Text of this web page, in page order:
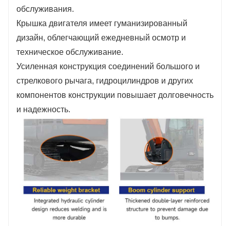
обслуживания.
Крышка двигателя имеет гуманизированный
дизайн, облегчающий ежедневный осмотр и
техническое обслуживание.
Усиленная конструкция соединений большого и
стрелкового рычага, гидроцилиндров и других
компонентов конструкции повышает долговечность
и надежность.